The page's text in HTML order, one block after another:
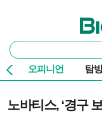
바이
통
합
검
색
오피니언 탐방
노바티스, ‘경구